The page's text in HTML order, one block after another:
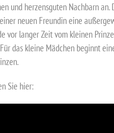
und herzensguten Nachbarn an.
neuen Freundin eine
vor langer Zeit vom kleinen
das kleine Mädchen beginnt
Sie hier: